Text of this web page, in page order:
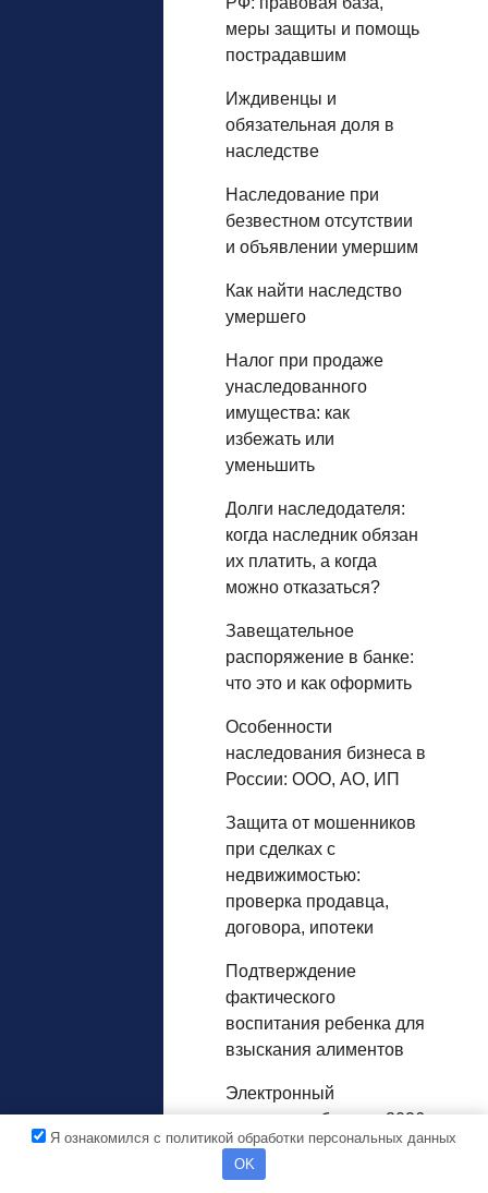
меры защиты и помощь
пострадавшим
Иждивенцы и
обязательная доля в
наследстве
Наследование при
безвестном отсутствии
и объявлении умершим
Как найти наследство
умершего
Налог при продаже
унаследованного
имущества: как
избежать или
уменьшить
Долги наследодателя:
когда наследник обязан
их платить, а когда
можно отказаться?
Завещательное
распоряжение в банке:
что это и как оформить
Особенности
наследования бизнеса в
России: ООО, АО, ИП
Защита от мошенников
при сделках с
недвижимостью:
проверка продавца,
договора, ипотеки
Подтверждение
фактического
воспитания ребенка для
взыскания алиментов
Электронный
документооборот в 2026
году: Законодательство
и актуальные
Я ознакомился с политикой обработки персональных данных
OK